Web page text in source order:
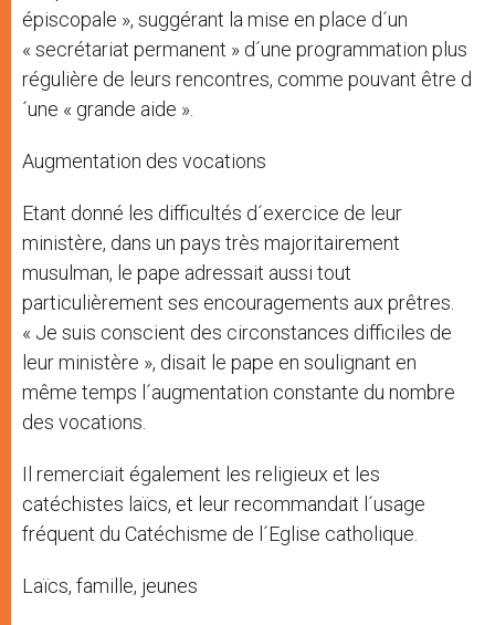
épiscopale », suggérant la mise en place d´un
« secrétariat permanent » d´une programmation plus
régulière de leurs rencontres, comme pouvant être d
´une « grande aide ».
Augmentation des vocations
Etant donné les difficultés d´exercice de leur
ministère, dans un pays très majoritairement
musulman, le pape adressait aussi tout
particulièrement ses encouragements aux prêtres.
« Je suis conscient des circonstances difficiles de
leur ministère », disait le pape en soulignant en
même temps l´augmentation constante du nombre
des vocations.
Il remerciait également les religieux et les
catéchistes laïcs, et leur recommandait l´usage
fréquent du Catéchisme de l´Eglise catholique.
Laïcs, famille, jeunes